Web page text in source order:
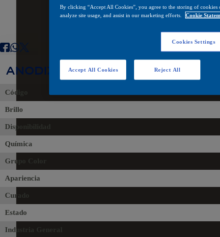
ANODIZADO BRONCE
Código
Brillo
Disponibilidad
Química
Grupo Color
Apariencia
Curado
Estado
Industria General
By clicking “Accept All Cookies”, you agree to the storing of
analyze site usage, and assist in our marketing efforts.
Cookie
Cookies Settings
Reject All
Accept All Cookies